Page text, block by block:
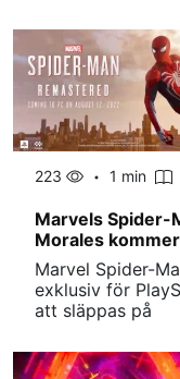
223 1 min
Marvels Spider-
Morales
Marvel Spider-
exklusiv för
att släppas på